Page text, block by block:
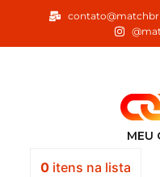
o
MEU
0itens na lista